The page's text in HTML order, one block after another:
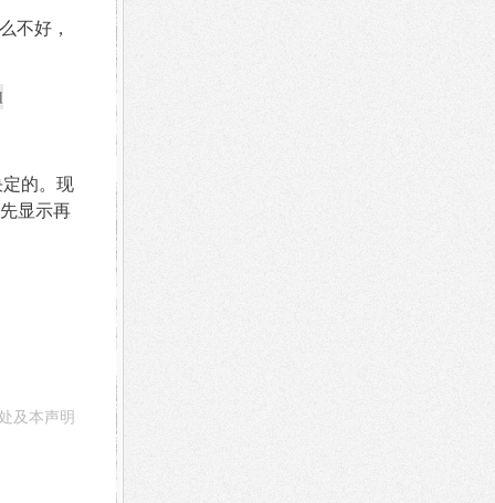
不好，
的。现
显示再
及本声明